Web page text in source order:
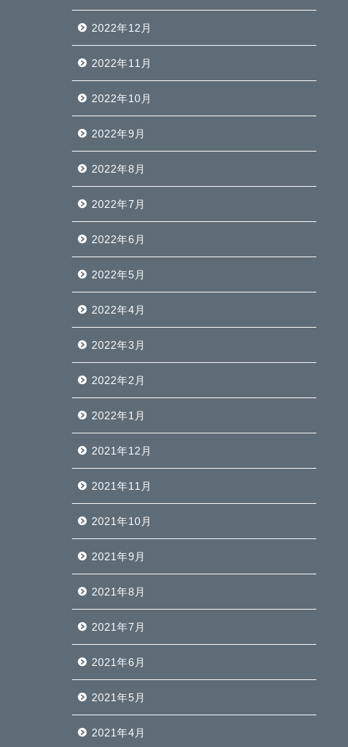
2022年12月
2022年11月
2022年10月
2022年9月
2022年8月
2022年7月
2022年6月
2022年5月
2022年4月
2022年3月
2022年2月
2022年1月
2021年12月
2021年11月
2021年10月
2021年9月
2021年8月
2021年7月
2021年6月
2021年5月
2021年4月